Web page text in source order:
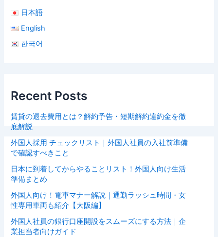
日本語
English
한국어
Recent Posts
賃貸の退去費用とは？解約予告・短期解約違約金を徹
底解説
外国人採用 チェックリスト｜外国人社員の入社前準備
で確認すべきこと
日本に到着してからやることリスト！外国人向け生活
準備まとめ
外国人向け！電車マナー解説｜通勤ラッシュ時間・女
性専用車両も紹介【大阪編】
外国人社員の銀行口座開設をスムーズにする方法｜企
業担当者向けガイド